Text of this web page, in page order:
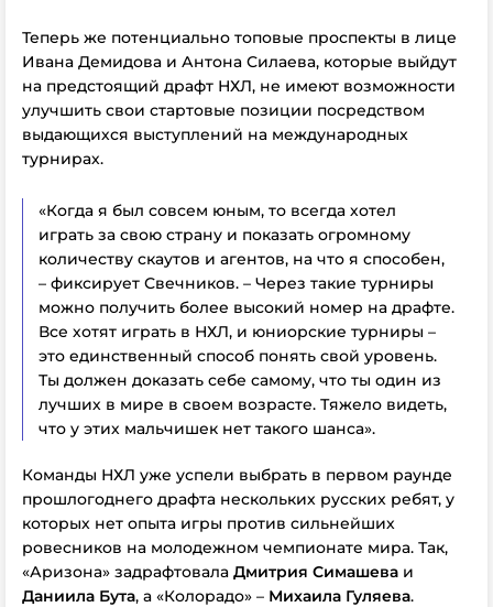
Теперь же потенциально топовые проспекты в лице
Ивана Демидова и Антона Силаева, которые выйдут
на предстоящий драфт НХЛ, не имеют возможности
улучшить свои стартовые позиции посредством
выдающихся выступлений на международных
турнирах.
«Когда я был совсем юным, то всегда хотел
играть за свою страну и показать огромному
количеству скаутов и агентов, на что я способен,
– фиксирует Свечников. – Через такие турниры
можно получить более высокий номер на драфте.
Все хотят играть в НХЛ, и юниорские турниры –
это единственный способ понять свой уровень.
Ты должен доказать себе самому, что ты один из
лучших в мире в своем возрасте. Тяжело видеть,
что у этих мальчишек нет такого шанса».
Команды НХЛ уже успели выбрать в первом раунде
прошлогоднего драфта нескольких русских ребят, у
которых нет опыта игры против сильнейших
ровесников на молодежном чемпионате мира. Так,
«Аризона» задрафтовала Дмитрия Симашева и
Даниила Бута, а «Колорадо» – Михаила Гуляева.